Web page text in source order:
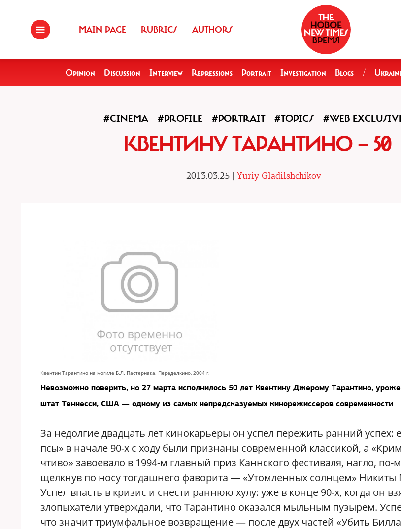
MAIN PAGE RUBRICS AUTHORS
Opinion Discussion Interview Repressions Portrait Investigation Blogs /
#CINEMA #PROFILE #PORTRAIT #TOPICS #WEB
КВЕНТИНУ ТАРАНТИНО — 50
2013.03.25 | Yuriy Gladilshchikov
Квентин Тарантино на могиле Б.Л. Пастернака. Переделкино, 2004 г.
Невозможно поверить, но 27 марта исполнилось 50 лет Квентину Джерому Тарантино,
штат Теннесси, США — одному из самых непредсказуемых кинорежиссеров современности
За недолгие двадцать лет кинокарьеры он успел пережить ранний успех:
псы» в начале 90-х с ходу были признаны современной классикой, а
чтиво» завоевало в 1994-м главный приз Каннского фестиваля, нагло,
щелкнув по носу тогдашнего фаворита — «Утомленных солнцем» Никиты
Успел впасть в кризис и снести раннюю хулу: уже в конце 90-х, когда он
злопыхатели утверждали, что Тарантино оказался мыльным пузырем.
что значит триумфальное возвращение — после двух частей «Убить